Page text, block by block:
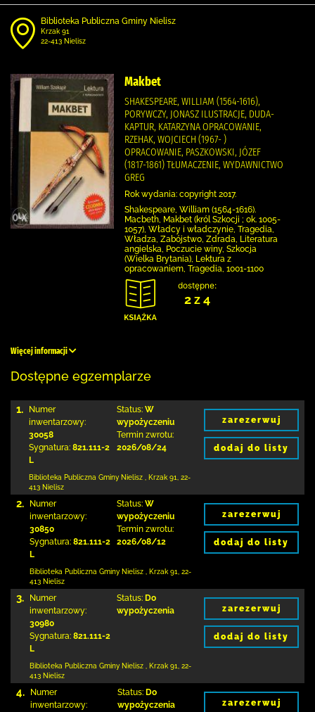
Biblioteka Publiczna Gminy Nielisz
Krzak 91
22-413 Nielisz
Makbet
SHAKESPEARE, WILLIAM (1564-1616),
PORYWCZY, JONASZ ILUSTRACJE, DUDA-
KAPTUR, KATARZYNA OPRACOWANIE,
RZEHAK, WOJCIECH (1967- )
OPRACOWANIE, PASZKOWSKI, JÓZEF
(1817-1861) TŁUMACZENIE, WYDAWNICTWO
GREG
Rok wydania: copyright 2017.
Shakespeare, William (1564-1616).
Macbeth, Makbet (król Szkocji ; ok. 1005-
1057), Władcy i władczynie, Tragedia,
Władza, Zabójstwo, Zdrada, Literatura
angielska, Poczucie winy, Szkocja
(Wielka Brytania), Lektura z
opracowaniem, Tragedia, 1001-1100
dostępne:
2 z 4
Więcej informacji
Dostępne egzemplarze
1.
Numer
inwentarzowy:
30058
Sygnatura: 821.111-2
L
Status: W
wypożyczeniu
Termin zwrotu:
2026/08/24
Biblioteka Publiczna Gminy Nielisz Krzak 91
22-
413 Nielisz
zarezerwuj
dodaj do listy
2.
Numer
inwentarzowy:
30850
Sygnatura: 821.111-2
L
Status: W
wypożyczeniu
Termin zwrotu:
2026/08/12
Biblioteka Publiczna Gminy Nielisz Krzak 91
22-
413 Nielisz
zarezerwuj
dodaj do listy
3.
Numer
inwentarzowy:
30980
Sygnatura: 821.111-2
L
Status: Do
wypożyczenia
Biblioteka Publiczna Gminy Nielisz Krzak 91
22-
413 Nielisz
zarezerwuj
dodaj do listy
4.
Numer
inwentarzowy:
Status: Do
wypożyczenia
zarezerwuj